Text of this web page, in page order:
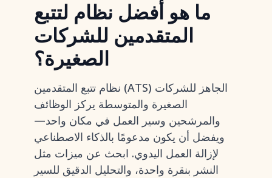
ما هو أفضل نظام لتتبع
المتقدمين للشركات
الصغيرة؟
نظام تتبع المتقدمين (ATS) الجاهز للشركات
الصغيرة والمتوسطة يركز الوظائف
والمرشحين وسير العمل في مكان واحد—
ويفضل أن يكون مدعومًا بالذكاء الاصطناعي
لإزالة العمل اليدوي. ابحث عن ميزات مثل
النشر بنقرة واحدة، والتحليل الدقيق للسير